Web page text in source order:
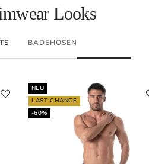
Looks
BADEHOSEN
NEU
LAST CHANCE
-60%